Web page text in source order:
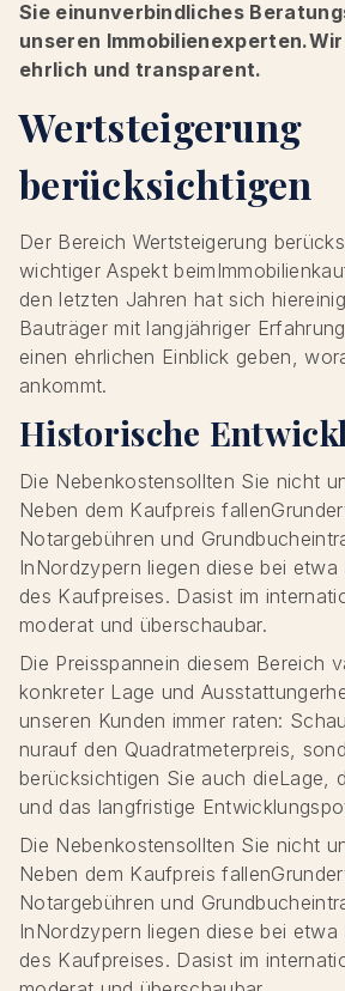
Sie einunverbindliches
unseren
ehrlich und transparent.
Wertsteigerung
berücksichtigen
Der Bereich Wertsteigerung
wichtiger Aspekt
den letzten Jahren hat sich
Bauträger mit langjähriger
einen ehrlichen Einblick geben,
ankommt.
Historische
Die Nebenkostensollten Sie nicht
Neben dem Kaufpreis
Notargebühren und
InNordzypern liegen diese bei
des Kaufpreises. Dasist im
moderat und überschaubar.
Die Preisspannein diesem Bereich
konkreter Lage und
unseren Kunden immer raten:
nurauf den Quadratmeterpreis,
berücksichtigen Sie auch dieLage,
und das langfristige
Die Nebenkostensollten Sie nicht
Neben dem Kaufpreis
Notargebühren und
InNordzypern liegen diese bei
des Kaufpreises. Dasist im